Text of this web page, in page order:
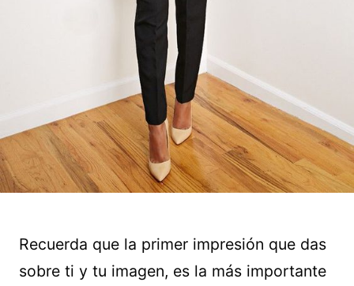
Recuerda que la primer impresión que das
sobre ti y tu imagen, es la más importante